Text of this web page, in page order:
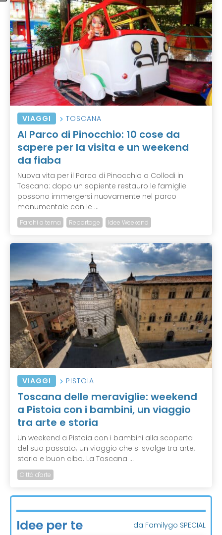
VIAGGI TOSCANA
Al Parco di Pinocchio: 10 cose da
sapere per la visita e un weekend
da fiaba
Nuova vita per il Parco di Pinocchio a Collodi in
Toscana: dopo un sapiente restauro le famiglie
possono immergersi nuovamente nel parco
monumentale con le ...
Parchi a tema Reportage Idee Weekend
VIAGGI PISTOIA
Toscana delle meraviglie: weekend
a Pistoia con i bambini, un viaggio
tra arte e storia
Un weekend a Pistoia con i bambini alla scoperta
del suo passato; un viaggio che si svolge tra arte,
storia e buon cibo. La Toscana ...
Città d'arte
Idee per te da Familygo SPECIAL